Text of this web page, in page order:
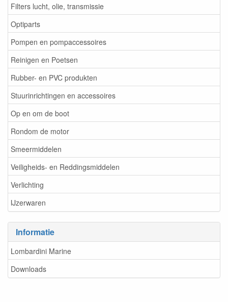
Filters lucht, olie, transmissie
Optiparts
Pompen en pompaccessoires
Reinigen en Poetsen
Rubber- en PVC produkten
Stuurinrichtingen en accessoires
Op en om de boot
Rondom de motor
Smeermiddelen
Veiligheids- en Reddingsmiddelen
Verlichting
IJzerwaren
Informatie
Lombardini Marine
Downloads